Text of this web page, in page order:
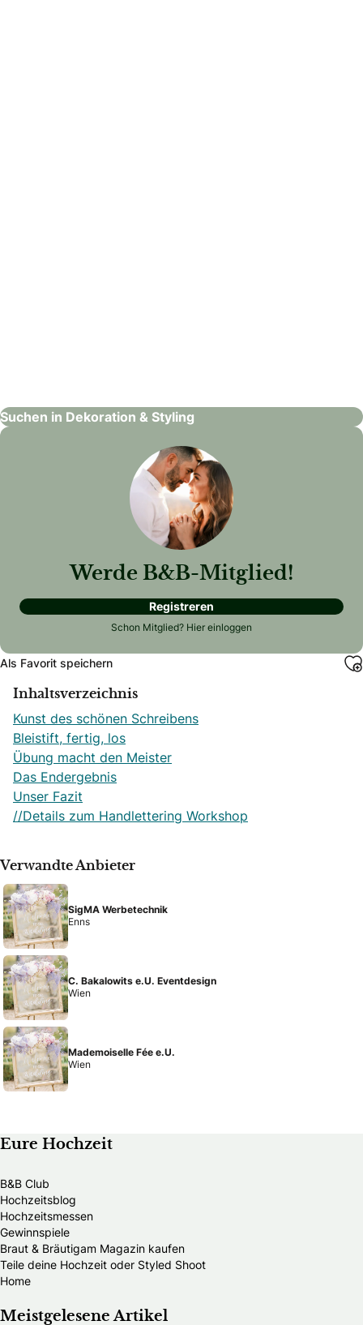
Suchen in Dekoration & Styling
Werde B&B-Mitglied!
Registreren
Schon Mitglied? Hier einloggen
Als Favorit speichern
Inhaltsverzeichnis
Kunst des schönen Schreibens
Bleistift, fertig, los
Übung macht den Meister
Das Endergebnis
Unser Fazit
//Details zum Handlettering Workshop
Verwandte Anbieter
SigMA Werbetechnik
Enns
C. Bakalowits e.U. Eventdesign
Wien
Mademoiselle Fée e.U.
Wien
Eure Hochzeit
B&B Club
Hochzeitsblog
Hochzeitsmessen
Gewinnspiele
Braut & Bräutigam Magazin kaufen
Teile deine Hochzeit oder Styled Shoot
Home
Meistgelesene Artikel